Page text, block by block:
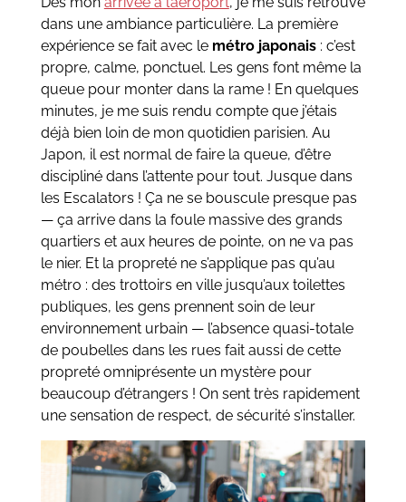
dans une ambiance particulière. La première
expérience se fait avec le métro japonais: c’est
propre, calme, ponctuel. Les gens font même la
queue pour monter dans la rame ! En quelques
minutes, je me suis rendu compte que j’étais
déjà bien loin de mon quotidien parisien. Au
Japon, il est normal de faire la queue, d’être
discipliné dans l’attente pour tout. Jusque dans
les Escalators ! Ça ne se bouscule presque pas
— ça arrive dans la foule massive des grands
quartiers et aux heures de pointe, on ne va pas
le nier. Et la propreté ne s’applique pas qu’au
métro : des trottoirs en ville jusqu’aux toilettes
publiques, les gens prennent soin de leur
environnement urbain — l’absence quasi-totale
de poubelles dans les rues fait aussi de cette
propreté omniprésente un mystère pour
beaucoup d’étrangers ! On sent très rapidement
une sensation de respect, de sécurité s’installer.